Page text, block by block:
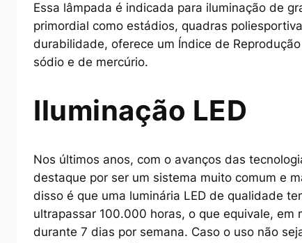
Essa lâmpada é indicada para iluminação de
primordial como estádios, quadras
durabilidade, oferece um Índice de
sódio e de mercúrio.
Iluminação LED
Nos últimos anos, com o avanços das
destaque por ser um sistema muito comum e
disso é que uma luminária LED de qualidade
ultrapassar 100.000 horas, o que equivale,
durante 7 dias por semana. Caso o uso não